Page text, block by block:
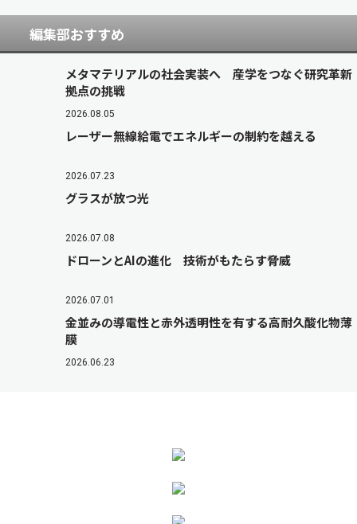
編集部おすすめ
メタマテリアルの社会実装へ 産学をつなぐ研究革新
拠点の挑戦
2026.08.05
レーザー無線給電でエネルギーの制約を越える
2026.07.23
グラスが放つ光
2026.07.08
ドローンとAIの進化 技術がもたらす脅威
2026.07.01
金並みの導電性と赤外透明性を有する高耐久酸化物薄
膜
2026.06.23